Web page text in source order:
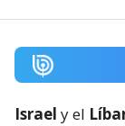
Israel y el